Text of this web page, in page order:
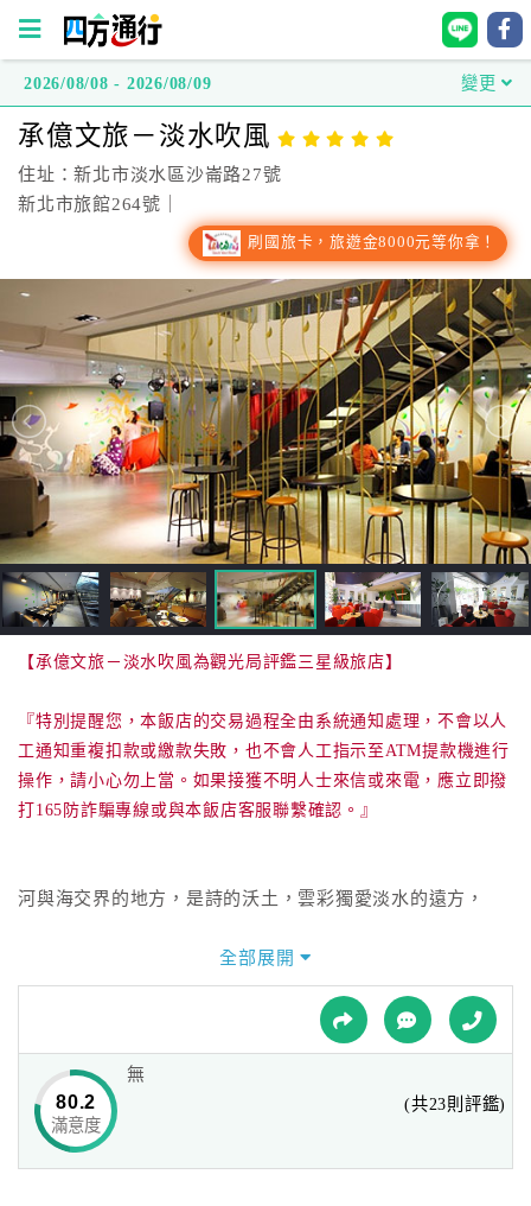
方
通
行
台
訂
房
直
接
跟
飯
店
訂
HOT
特
色
球
網
2026/08/08 - 2026/08/09 變更
承億文旅－淡水吹風
住址：新北市淡水區沙崙路27號
新北市旅館264號｜
刷國旅卡，旅遊金8000元等你拿！
【承億文旅－淡水吹風為觀光局評鑑三星級旅店】
『特別提醒您，本飯店的交易過程全由系統通知處理，不會以人
工通知重複扣款或繳款失敗，也不會人工指示至ATM提款機進行
操作，請小心勿上當。如果接獲不明人士來信或來電，應立即撥
打165防詐騙專線或與本飯店客服聯繫確認。』
河與海交界的地方，是詩的沃土，雲彩獨愛淡水的遠方，
風和雲一起眷養邱比特，把一抹青春起名叫情人橋，
是誰揮筆淡水暮色，紅的、橘的，淡淡的紫，讓全世界從此
心醉。
全部展開
80.2
滿意度
無
(共23則評鑑)